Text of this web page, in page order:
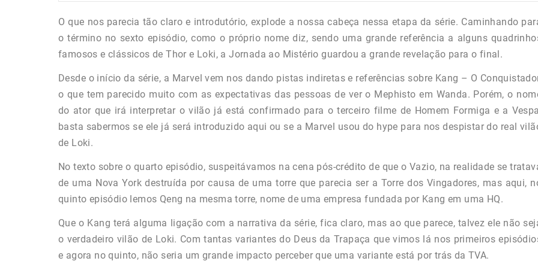
O que nos parecia tão claro e introdutório, explode a nossa cabeça nessa etapa da série. Caminhando
o término no sexto episódio, como o próprio nome diz, sendo uma grande referência a alguns
famosos e clássicos de Thor e Loki, a Jornada ao Mistério guardou a grande revelação para o final.
Desde o início da série, a Marvel vem nos dando pistas indiretas e referências sobre Kang – O
o que tem parecido muito com as expectativas das pessoas de ver o Mephisto em Wanda. Porém, o
do ator que irá interpretar o vilão já está confirmado para o terceiro filme de Homem Formiga e a
basta sabermos se ele já será introduzido aqui ou se a Marvel usou do hype para nos despistar do real
de Loki.
No texto sobre o quarto episódio, suspeitávamos na cena pós-crédito de que o Vazio, na realidade se
de uma Nova York destruída por causa de uma torre que parecia ser a Torre dos Vingadores, mas aqui,
quinto episódio lemos Qeng na mesma torre, nome de uma empresa fundada por Kang em uma HQ.
Que o Kang terá alguma ligação com a narrativa da série, fica claro, mas ao que parece, talvez ele não
o verdadeiro vilão de Loki. Com tantas variantes do Deus da Trapaça que vimos lá nos primeiros
e agora no quinto, não seria um grande impacto perceber que uma variante está por trás da TVA.